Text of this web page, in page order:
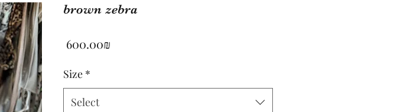
brown zebra
‏600.00 ‏₪
Size *
Select